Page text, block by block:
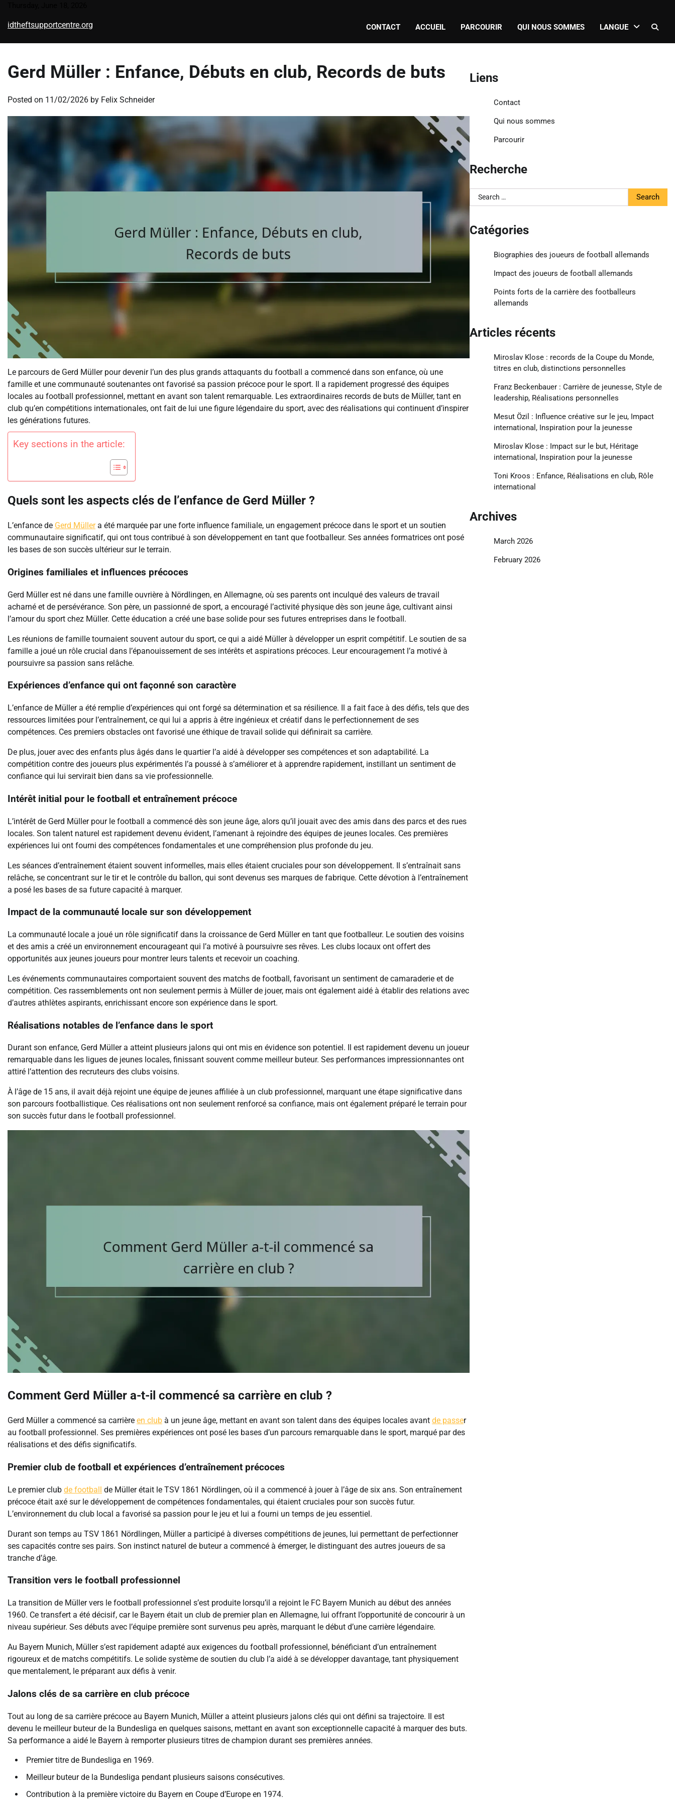
content
idtheftsupportcentre.org CONTACT ACCUEIL PARCOURIR QUI NOUS SOMMES LANGUE
Gerd Müller : Enfance, Débuts en club, Records de buts
Posted on 11/02/2026 by Felix Schneider
Le parcours de Gerd Müller pour devenir l’un des plus grands attaquants du football a commencé dans son enfance, où une
famille et une communauté soutenantes ont favorisé sa passion précoce pour le sport. Il a rapidement progressé des équipes
locales au football professionnel, mettant en avant son talent remarquable. Les extraordinaires records de buts de Müller, tant en
club qu’en compétitions internationales, ont fait de lui une figure légendaire du sport, avec des réalisations qui continuent d’inspirer
les générations futures.
Key sections in the article:
Quels sont les aspects clés de l’enfance de Gerd Müller ?
L’enfance de Gerd Müllera été marquée par une forte influence familiale, un engagement précoce dans le sport et un soutien
communautaire significatif, qui ont tous contribué à son développement en tant que footballeur. Ses années formatrices ont posé
les bases de son succès ultérieur sur le terrain.
Origines familiales et influences précoces
Gerd Müller est né dans une famille ouvrière à Nördlingen, en Allemagne, où ses parents ont inculqué des valeurs de travail
acharné et de persévérance. Son père, un passionné de sport, a encouragé l’activité physique dès son jeune âge, cultivant ainsi
l’amour du sport chez Müller. Cette éducation a créé une base solide pour ses futures entreprises dans le football.
Les réunions de famille tournaient souvent autour du sport, ce qui a aidé Müller à développer un esprit compétitif. Le soutien de sa
famille a joué un rôle crucial dans l’épanouissement de ses intérêts et aspirations précoces. Leur encouragement l’a motivé à
poursuivre sa passion sans relâche.
Expériences d’enfance qui ont façonné son caractère
L’enfance de Müller a été remplie d’expériences qui ont forgé sa détermination et sa résilience. Il a fait face à des défis, tels que des
ressources limitées pour l’entraînement, ce qui lui a appris à être ingénieux et créatif dans le perfectionnement de ses
compétences. Ces premiers obstacles ont favorisé une éthique de travail solide qui définirait sa carrière.
De plus, jouer avec des enfants plus âgés dans le quartier l’a aidé à développer ses compétences et son adaptabilité. La
compétition contre des joueurs plus expérimentés l’a poussé à s’améliorer et à apprendre rapidement, instillant un sentiment de
confiance qui lui servirait bien dans sa vie professionnelle.
Intérêt initial pour le football et entraînement précoce
L’intérêt de Gerd Müller pour le football a commencé dès son jeune âge, alors qu’il jouait avec des amis dans des parcs et des rues
locales. Son talent naturel est rapidement devenu évident, l’amenant à rejoindre des équipes de jeunes locales. Ces premières
expériences lui ont fourni des compétences fondamentales et une compréhension plus profonde du jeu.
Les séances d’entraînement étaient souvent informelles, mais elles étaient cruciales pour son développement. Il s’entraînait sans
relâche, se concentrant sur le tir et le contrôle du ballon, qui sont devenus ses marques de fabrique. Cette dévotion à l’entraînement
a posé les bases de sa future capacité à marquer.
Impact de la communauté locale sur son développement
La communauté locale a joué un rôle significatif dans la croissance de Gerd Müller en tant que footballeur. Le soutien des voisins
et des amis a créé un environnement encourageant qui l’a motivé à poursuivre ses rêves. Les clubs locaux ont offert des
opportunités aux jeunes joueurs pour montrer leurs talents et recevoir un coaching.
Les événements communautaires comportaient souvent des matchs de football, favorisant un sentiment de camaraderie et de
compétition. Ces rassemblements ont non seulement permis à Müller de jouer, mais ont également aidé à établir des relations avec
d’autres athlètes aspirants, enrichissant encore son expérience dans le sport.
Réalisations notables de l’enfance dans le sport
Durant son enfance, Gerd Müller a atteint plusieurs jalons qui ont mis en évidence son potentiel. Il est rapidement devenu un joueur
remarquable dans les ligues de jeunes locales, finissant souvent comme meilleur buteur. Ses performances impressionnantes ont
attiré l’attention des recruteurs des clubs voisins.
À l’âge de 15 ans, il avait déjà rejoint une équipe de jeunes affiliée à un club professionnel, marquant une étape significative dans
son parcours footballistique. Ces réalisations ont non seulement renforcé sa confiance, mais ont également préparé le terrain pour
son succès futur dans le football professionnel.
Comment Gerd Müller a-t-il commencé sa carrière en club ?
Gerd Müller a commencé sa carrière en club à un jeune âge, mettant en avant son talent dans des équipes locales avant de passer
au football professionnel. Ses premières expériences ont posé les bases d’un parcours remarquable dans le sport, marqué par des
réalisations et des défis significatifs.
Premier club de football et expériences d’entraînement précoces
Le premier club de football de Müller était le TSV 1861 Nördlingen, où il a commencé à jouer à l’âge de six ans. Son entraînement
précoce était axé sur le développement de compétences fondamentales, qui étaient cruciales pour son succès futur.
L’environnement du club local a favorisé sa passion pour le jeu et lui a fourni un temps de jeu essentiel.
Durant son temps au TSV 1861 Nördlingen, Müller a participé à diverses compétitions de jeunes, lui permettant de perfectionner
ses capacités contre ses pairs. Son instinct naturel de buteur a commencé à émerger, le distinguant des autres joueurs de sa
tranche d’âge.
Transition vers le football professionnel
La transition de Müller vers le football professionnel s’est produite lorsqu’il a rejoint le FC Bayern Munich au début des années
1960. Ce transfert a été décisif, car le Bayern était un club de premier plan en Allemagne, lui offrant l’opportunité de concourir à un
niveau supérieur. Ses débuts avec l’équipe première sont survenus peu après, marquant le début d’une carrière légendaire.
Au Bayern Munich, Müller s’est rapidement adapté aux exigences du football professionnel, bénéficiant d’un entraînement
rigoureux et de matchs compétitifs. Le solide système de soutien du club l’a aidé à se développer davantage, tant physiquement
que mentalement, le préparant aux défis à venir.
Jalons clés de sa carrière en club précoce
Tout au long de sa carrière précoce au Bayern Munich, Müller a atteint plusieurs jalons clés qui ont défini sa trajectoire. Il est
devenu le meilleur buteur de la Bundesliga en quelques saisons, mettant en avant son exceptionnelle capacité à marquer des buts.
Sa performance a aidé le Bayern à remporter plusieurs titres de champion durant ses premières années.
Premier titre de Bundesliga en 1969.
Meilleur buteur de la Bundesliga pendant plusieurs saisons consécutives.
Contribution à la première victoire du Bayern en Coupe d’Europe en 1974.
Liens
Contact
Qui nous sommes
Parcourir
Recherche
Search
for:
Catégories
Biographies des joueurs de football allemands
Impact des joueurs de football allemands
Points forts de la carrière des footballeurs
allemands
Articles récents
Miroslav Klose : records de la Coupe du Monde,
titres en club, distinctions personnelles
Franz Beckenbauer : Carrière de jeunesse, Style de
leadership, Réalisations personnelles
Mesut Özil : Influence créative sur le jeu, Impact
international, Inspiration pour la jeunesse
Miroslav Klose : Impact sur le but, Héritage
international, Inspiration pour la jeunesse
Toni Kroos : Enfance, Réalisations en club, Rôle
international
Archives
March 2026
February 2026